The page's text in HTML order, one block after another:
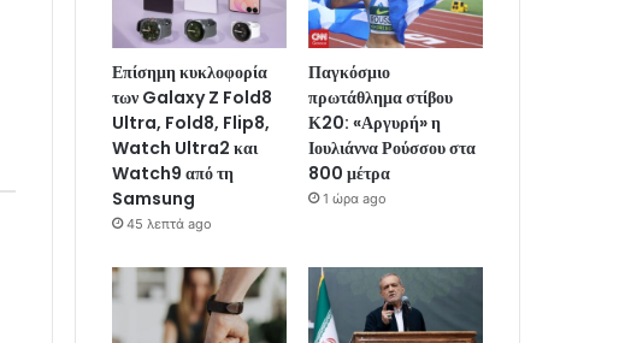
Επίσημη κυκλοφορία
των Galaxy Z Fold8
Ultra, Fold8, Flip8,
Watch Ultra2 και
Watch9 από τη
Samsung
45 λεπτά ago
Παγκόσμιο
πρωτάθλημα στίβου
Κ20: «Αργυρή» η
Ιουλιάννα Ρούσσου στα
800 μέτρα
1 ώρα ago